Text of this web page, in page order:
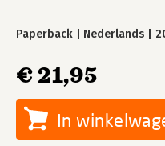
Paperback Nederlands
€ 21,95
In